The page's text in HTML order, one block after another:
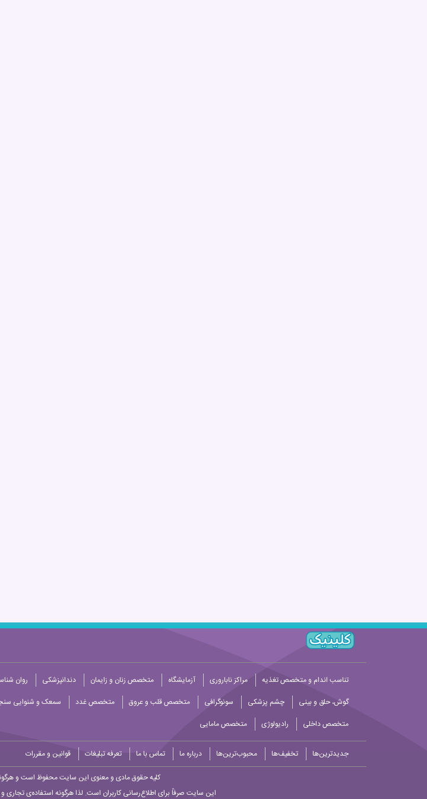
تناسب اندام و متخصص تغذیه مراکز ناباروری آزمایشگاه متخصص زنان و زایمان دندانپزشکی روان
گوش، حلق و بینی
چشم پزشکی سونوگرافی متخصص قلب و عروق متخصص غدد سمعک و شنوایی
متخصص داخلی
رادیولوژی متخصص مامایی
جدیدترین‌ها تخفیف‌ها محبوب‌ترین‌ها درباره ما تماس با ما تعرفه تبلیغات قوانین و مقررات
کلیه حقوق مادی و معنوی این سایت محفوظ است و هرگونه
این سایت صرفاً برای اطلاع‌رسانی کاربران است. لذا هرگونه استفاده‌ی تجاری